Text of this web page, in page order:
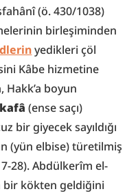
(ö. 430/1038)
birleşiminden
yedikleri çöl
Kâbe hizmetine
Hakk’a boyun
(ense saçı)
bir giyecek sayıldığı
(yün elbise) türetilmiş
28). Abdülkerîm el-
bir kökten geldiğini